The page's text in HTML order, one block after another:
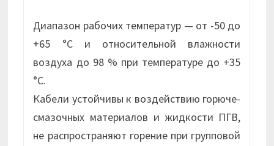
Диапазон рабочих температур — от -50 до
+65 °С и относительной влажности
воздуха до 98 % при температуре до +35
°С.
Кабели устойчивы к воздействию горюче-
смазочных материалов и жидкости ПГВ,
не распространяют горение при групповой